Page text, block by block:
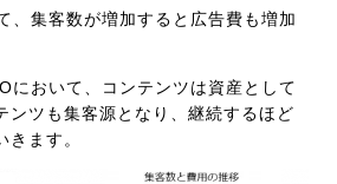
、集客数が増加すると広告費も増加
において、コンテンツは資産として
ンツも集客源となり、継続するほど
きます。